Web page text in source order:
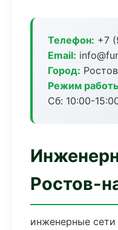
Телефон: +7
Email:
Город:
Режим
Сб: 10:00-
Ростов-
инженерные